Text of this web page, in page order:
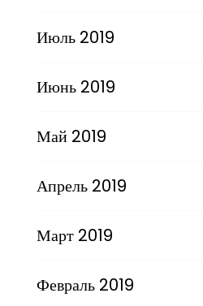
Июль 2019
Июнь 2019
Май 2019
Апрель 2019
Март 2019
Февраль 2019